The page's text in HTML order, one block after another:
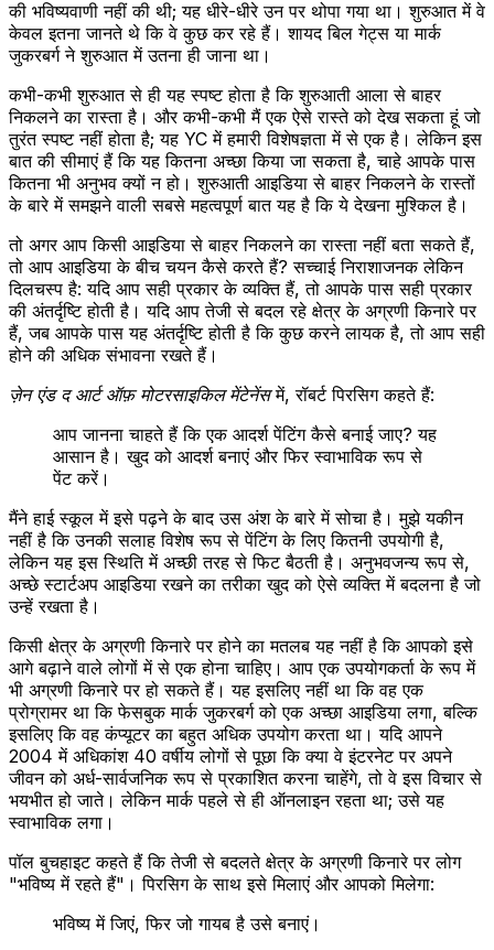
की भविष्यवाणी नहीं की थी; यह धीरे-धीरे उन पर थोपा गया था। शुरुआत में वे
केवल इतना जानते थे कि वे कुछ कर रहे हैं। शायद बिल गेट्स या मार्क
जुकरबर्ग ने शुरुआत में उतना ही जाना था।
कभी-कभी शुरुआत से ही यह स्पष्ट होता है कि शुरुआती आला से बाहर
निकलने का रास्ता है। और कभी-कभी मैं एक ऐसे रास्ते को देख सकता हूं जो
तुरंत स्पष्ट नहीं होता है; यह YC में हमारी विशेषज्ञता में से एक है। लेकिन इस
बात की सीमाएं हैं कि यह कितना अच्छा किया जा सकता है, चाहे आपके पास
कितना भी अनुभव क्यों न हो। शुरुआती आइडिया से बाहर निकलने के रास्तों
के बारे में समझने वाली सबसे महत्वपूर्ण बात यह है कि ये देखना मुश्किल है।
तो अगर आप किसी आइडिया से बाहर निकलने का रास्ता नहीं बता सकते हैं,
तो आप आइडिया के बीच चयन कैसे करते हैं? सच्चाई निराशाजनक लेकिन
दिलचस्प है: यदि आप सही प्रकार के व्यक्ति हैं, तो आपके पास सही प्रकार
की अंतर्दृष्टि होती है। यदि आप तेजी से बदल रहे क्षेत्र के अग्रणी किनारे पर
हैं, जब आपके पास यह अंतर्दृष्टि होती है कि कुछ करने लायक है, तो आप सही
होने की अधिक संभावना रखते हैं।
ज़ेन एंड द आर्ट ऑफ़ मोटरसाइकिल मेंटेनेंसमें, रॉबर्ट पिरसिग कहते हैं:
आप जानना चाहते हैं कि एक आदर्श पेंटिंग कैसे बनाई जाए? यह
आसान है। खुद को आदर्श बनाएं और फिर स्वाभाविक रूप से
पेंट करें।
मैंने हाई स्कूल में इसे पढ़ने के बाद उस अंश के बारे में सोचा है। मुझे यकीन
नहीं है कि उनकी सलाह विशेष रूप से पेंटिंग के लिए कितनी उपयोगी है,
लेकिन यह इस स्थिति में अच्छी तरह से फिट बैठती है। अनुभवजन्य रूप से,
अच्छे स्टार्टअप आइडिया रखने का तरीका खुद को ऐसे व्यक्ति में बदलना है जो
उन्हें रखता है।
किसी क्षेत्र के अग्रणी किनारे पर होने का मतलब यह नहीं है कि आपको इसे
आगे बढ़ाने वाले लोगों में से एक होना चाहिए। आप एक उपयोगकर्ता के रूप में
भी अग्रणी किनारे पर हो सकते हैं। यह इसलिए नहीं था कि वह एक
प्रोग्रामर था कि फेसबुक मार्क जुकरबर्ग को एक अच्छा आइडिया लगा, बल्कि
इसलिए कि वह कंप्यूटर का बहुत अधिक उपयोग करता था। यदि आपने
2004 में अधिकांश 40 वर्षीय लोगों से पूछा कि क्या वे इंटरनेट पर अपने
जीवन को अर्ध-सार्वजनिक रूप से प्रकाशित करना चाहेंगे, तो वे इस विचार से
भयभीत हो जाते। लेकिन मार्क पहले से ही ऑनलाइन रहता था; उसे यह
स्वाभाविक लगा।
पॉल बुचहाइट कहते हैं कि तेजी से बदलते क्षेत्र के अग्रणी किनारे पर लोग
"भविष्य में रहते हैं"। पिरसिग के साथ इसे मिलाएं और आपको मिलेगा:
भविष्य में जिएं, फिर जो गायब है उसे बनाएं।